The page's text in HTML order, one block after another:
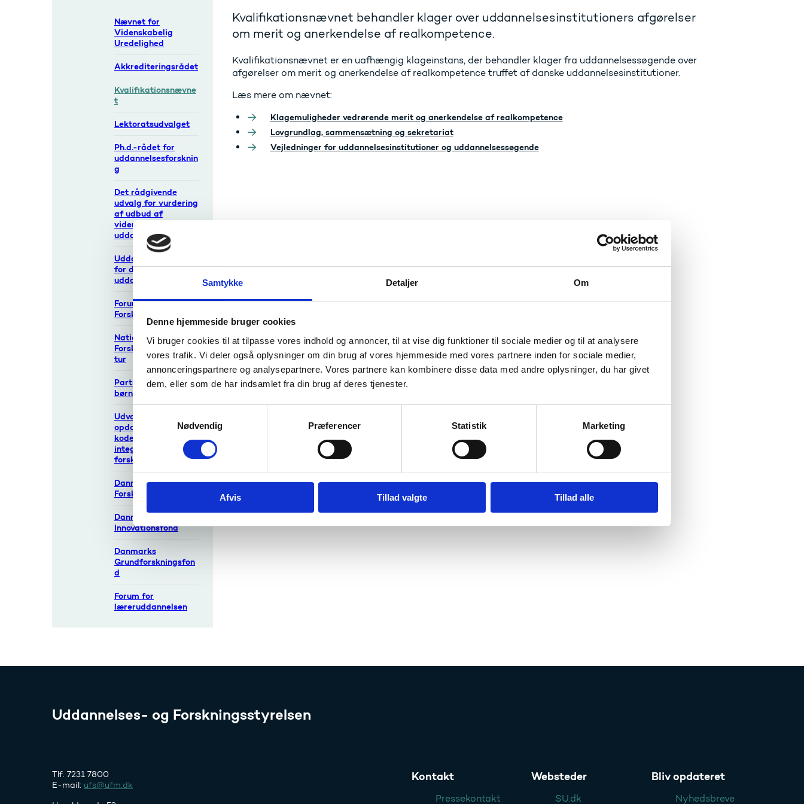
Samtykke Detaljer Om
Denne hjemmeside bruger cookies
Vi bruger cookies til at tilpasse vores indhold og annoncer, til at vise dig funktioner til sociale medier og til at analysere
vores trafik. Vi deler også oplysninger om din brug af vores hjemmeside med vores partnere inden for sociale medier,
annonceringspartnere og analysepartnere. Vores partnere kan kombinere disse data med andre oplysninger, du har givet
dem, eller som de har indsamlet fra din brug af deres tjenester.
a
m
t
k
k
v
l
g
Nødvendig Præferencer Statistik Marketing
Afvis Tillad valgte Tillad alle
Nævnet for
Videnskabelig
Uredelighed
Akkrediteringsrådet
Kvalifikationsnævne
t
Lektoratsudvalget
Ph.d.-rådet for
uddannelsesforsknin
g
Det rådgivende
udvalg for vurdering
af udbud af
videregående
uddannelser (RUVU)
Uddannelsesrådet
for de maritime
uddannelser
Forum for Arktisk
Forskning
Nationalt Udvalg for
Forskningsinfrastruk
tur
Partnerskab for
børneforskning
Udvalg for
opdatering af
kodeks for
integritet i
forskning
Danmarks Frie
Forskningsfond
Danmarks
Innovationsfond
Danmarks
Grundforskningsfon
d
Forum for
læreruddannelsen
Kvalifikationsnævnet behandler klager over uddannelsesinstitutioners afgørelser
om merit og anerkendelse af realkompetence.
Kvalifikationsnævnet er en uafhængig klageinstans, der behandler klager fra uddannelsessøgende over
afgørelser om merit og anerkendelse af realkompetence truffet af danske uddannelsesinstitutioner.
Læs mere om nævnet:
Klagemuligheder vedrørende merit og anerkendelse af realkompetence
Lovgrundlag, sammensætning og sekretariat
Vejledninger for uddannelsesinstitutioner og uddannelsessøgende
Uddannelses- og Forskningsstyrelsen
Tlf. 7231 7800
E-mail: ufs@ufm.dk
Kontakt
Pressekontakt
Websteder
SU.dk
Bliv opdateret
Nyhedsbreve